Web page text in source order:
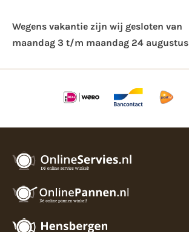
Wegens vakantie zijn wij gesloten van ​
maandag 3 t/m maandag 24 augustus